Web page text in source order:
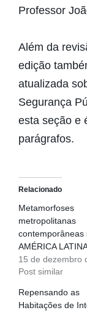
Professor
Além da
edição
atualizada
Segurança
esta seção e
parágrafos.
Relacionado
Metamorfoses
metropolitanas
contemporâneas
AMÉRICA
15 de dezembro
Post similar
Repensando as
Habitações de